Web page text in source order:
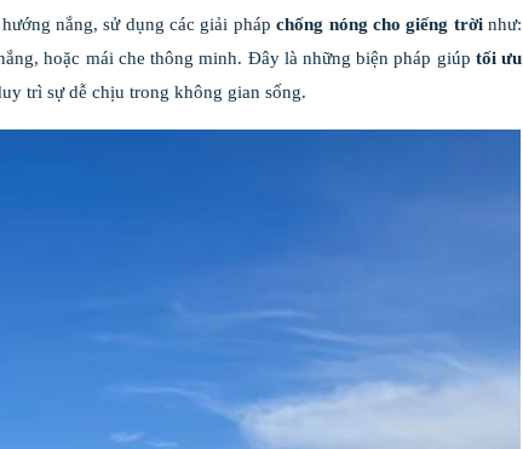
nắng, sử dụng các giải phápchống nóng cho giếng trờinhư:
hoặc mái che thông minh. Đây là những biện pháp giúp tối ưu
trì sự dễ chịu trong không gian sống.